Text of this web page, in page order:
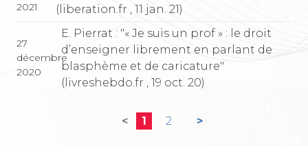
2021
(liberation.fr , 11 jan. 21)
27
décembre
2020
E. Pierrat : "« Je suis un prof » : le droit
d’enseigner librement en parlant de
blasphème et de caricature"
(livreshebdo.fr , 19 oct. 20)
< 1 2 >